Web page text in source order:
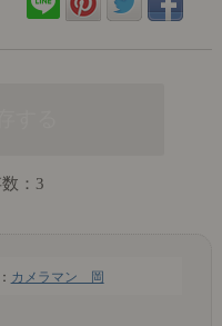
： 3
カメラマン 岡